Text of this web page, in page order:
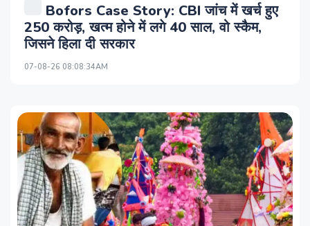
Bofors Case Story: CBI जांच में खर्च हुए
250 करोड़, खत्म होने में लगे 40 साल, वो स्कैम,
जिसने हिला दी सरकार
07-08-26 08:08:34AM